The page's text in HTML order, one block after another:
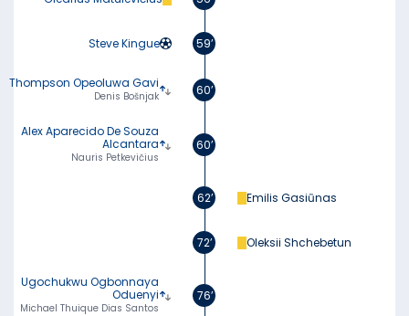
Steve Kingue 59’
Thompson Opeoluwa Gavi
Denis Bošnjak 60’
Alex Aparecido De Souza
Alcantara
Nauris Petkevičius
60’
62’ Emilis Gasiūnas
72’ Oleksii Shchebetun
Ugochukwu Ogbonnaya
Oduenyi
Michael Thuique Dias Santos
76’